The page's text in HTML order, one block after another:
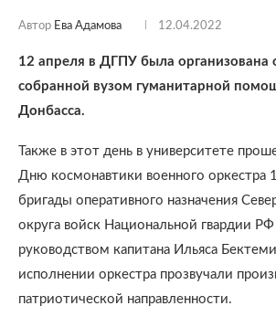
Автор Ева Адамова 12.04.2022
12 апреля в ДГПУ была организована
собранной вузом гуманитарной
Донбасса.
Также в этот день в университете
Дню космонавтики военного оркестра
бригады оперативного назначения
округа войск Национальной гвардии
руководством капитана Ильяса
исполнении оркестра прозвучали
патриотической направленности.